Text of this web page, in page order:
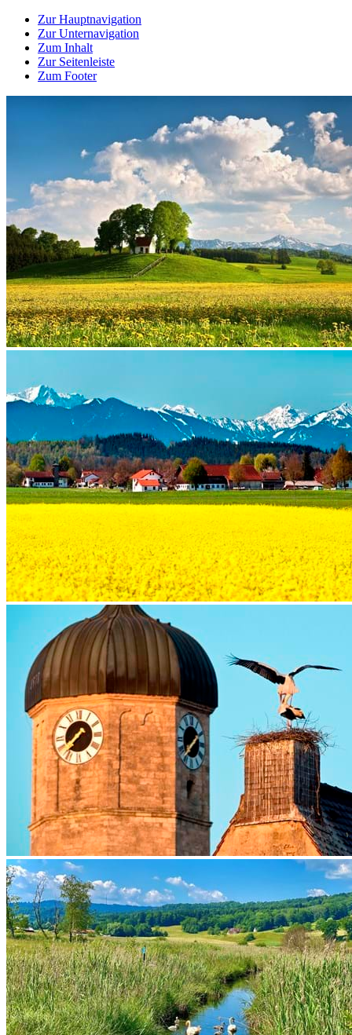
Zur Hauptnavigation
Zur Unternavigation
Zum Inhalt
Zur Seitenleiste
Zum Footer